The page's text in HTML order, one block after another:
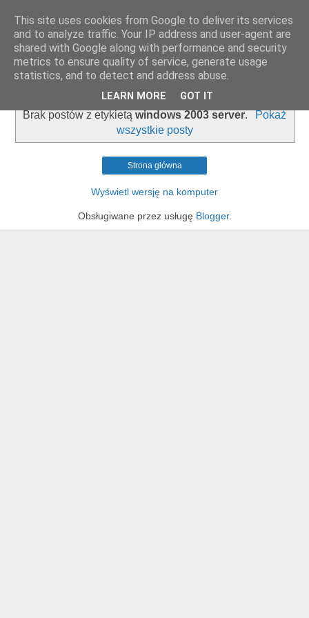
zapiski admina
Brak postów z etykietąwindows 2003 server.
Pokaż
wszystkie posty
Strona główna
Wyświetl wersję na komputer
Obsługiwane przez usługę Blogger.
This site uses cookies from Google to deliver its services
and to analyze traffic. Your IP address and user-agent are
shared with Google along with performance and security
metrics to ensure quality of service, generate usage
statistics, and to detect and address abuse.
LEARN MORE GOT IT